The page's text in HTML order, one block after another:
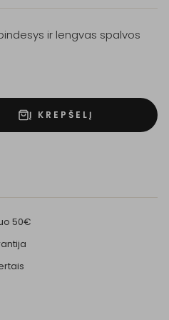
ir lengvas spalvos
Į KREPŠELĮ
50€